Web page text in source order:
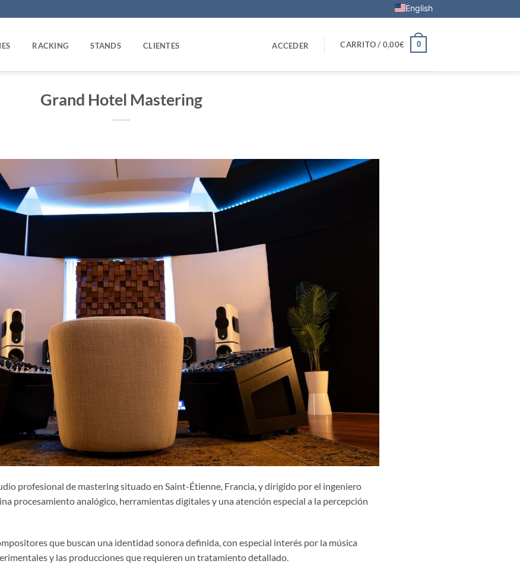
English
RACKING STANDS CLIENTES ACCEDER CARRITO / 0,00€ 0
Grand Hotel Mastering
profesional de mastering situado en Saint-Étienne, Francia, y dirigido por el ingeniero
procesamiento analógico, herramientas digitales y una atención especial a la percepción
que buscan una identidad sonora definida, con especial interés por la música
y las producciones que requieren un tratamiento detallado.